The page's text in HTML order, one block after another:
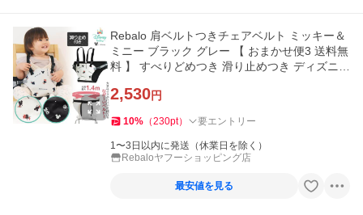
Rebalo 肩ベルトつきチェアベルト ミッキー＆
ミニー ブラック グレー 【 おまかせ便3 送料無
料 】 すべりどめつき 滑り止めつき ディズニー
2,530円
10% （230pt） 要エントリー
1〜3日以内に発送（休業日を除く）
Rebaloヤフーショッピング店
最安値を見る